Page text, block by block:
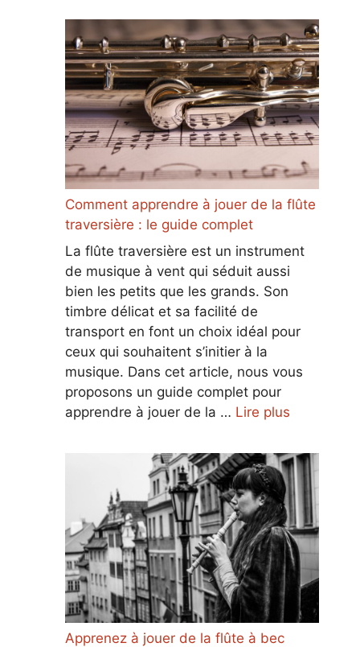
Comment apprendre à jouer de la flûte
traversière : le guide complet
La flûte traversière est un instrument
de musique à vent qui séduit aussi
bien les petits que les grands. Son
timbre délicat et sa facilité de
transport en font un choix idéal pour
ceux qui souhaitent s’initier à la
musique. Dans cet article, nous vous
proposons un guide complet pour
apprendre à jouer de la … Lire plus
Apprenez à jouer de la flûte à bec